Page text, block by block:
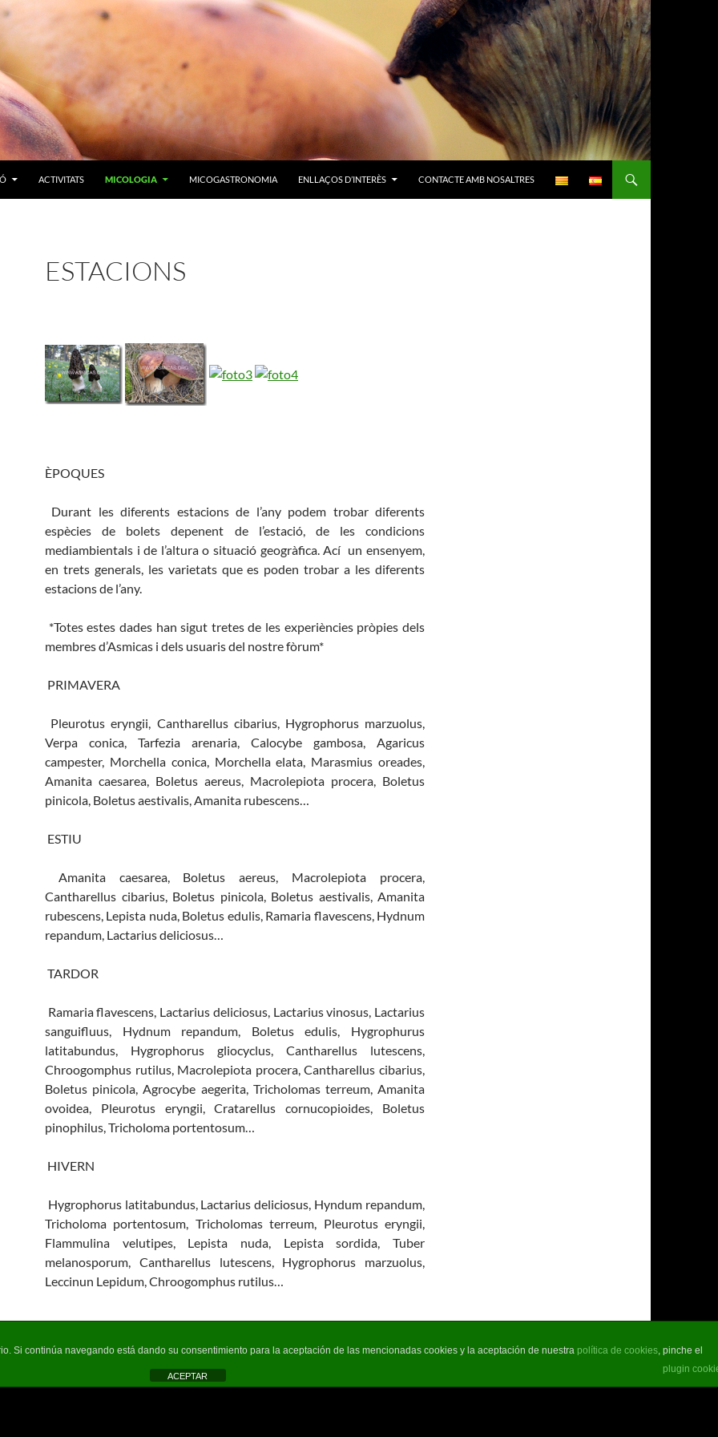
ACTIVITATS MICOLOGIA MICOGASTRONOMIA ENLLAÇOS D’INTERÈS CONTACTE AMB NOSALTRES
ESTACIONS
ÈPOQUES
Durant les diferents estacions de l’any podem trobar diferents
espècies de bolets depenent de l’estació, de les condicions
mediambientals i de l’altura o situació geogràfica. Ací un ensenyem,
en trets generals, les varietats que es poden trobar a les diferents
estacions de l’any.
*Totes estes dades han sigut tretes de les experiències pròpies dels
membres d’Asmicas i dels usuaris del nostre fòrum*
PRIMAVERA
Pleurotus eryngii, Cantharellus cibarius, Hygrophorus marzuolus,
Verpa conica, Tarfezia arenaria, Calocybe gambosa, Agaricus
campester, Morchella conica, Morchella elata, Marasmius oreades,
Amanita caesarea, Boletus aereus, Macrolepiota procera, Boletus
pinicola, Boletus aestivalis, Amanita rubescens…
ESTIU
Amanita caesarea, Boletus aereus, Macrolepiota procera,
Cantharellus cibarius, Boletus pinicola, Boletus aestivalis, Amanita
rubescens, Lepista nuda, Boletus edulis, Ramaria flavescens, Hydnum
repandum, Lactarius deliciosus…
TARDOR
Ramaria flavescens, Lactarius deliciosus, Lactarius vinosus, Lactarius
sanguifluus, Hydnum repandum, Boletus edulis, Hygrophurus
latitabundus, Hygrophorus gliocyclus, Cantharellus lutescens,
Chroogomphus rutilus, Macrolepiota procera, Cantharellus cibarius,
Boletus pinicola, Agrocybe aegerita, Tricholomas terreum, Amanita
ovoidea, Pleurotus eryngii, Cratarellus cornucopioides, Boletus
pinophilus, Tricholoma portentosum…
HIVERN
Hygrophorus latitabundus, Lactarius deliciosus, Hyndum repandum,
Tricholoma portentosum, Tricholomas terreum, Pleurotus eryngii,
Flammulina velutipes, Lepista nuda, Lepista sordida, Tuber
melanosporum, Cantharellus lutescens, Hygrophorus marzuolus,
Leccinun Lepidum, Chroogomphus rutilus…
Si continúa navegando está dando su consentimiento para la aceptación de las mencionadas cookies y la aceptación de nuestra política de cookies, pinche el
plugin
ACEPTAR